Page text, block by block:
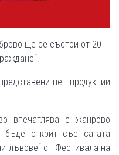
ще се състои от 20
пет продукции
впечатлява с жанрово
открит със сагата
лъвове“ от Фестивала на